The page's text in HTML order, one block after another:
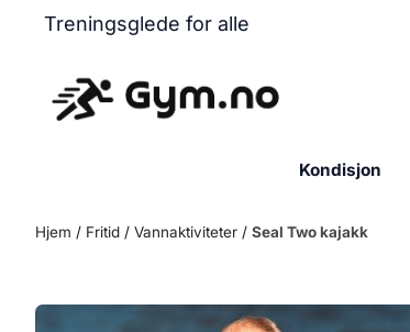
Hopp til innhold
Treningsglede for alle
Kondisjon
Hjem / Fritid / Vannaktiviteter / Seal Two kajakk